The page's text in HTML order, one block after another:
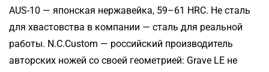
AUS-10 — японская нержавейка, 59–61 HRC. Не сталь
для хвастовства в компании — сталь для реальной
работы. N.C.Custom — российский производитель
авторских ножей со своей геометрией: Grave LE не